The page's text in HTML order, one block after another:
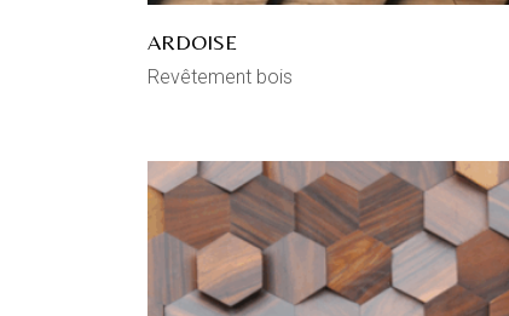
ARDOISE
Revêtement bois